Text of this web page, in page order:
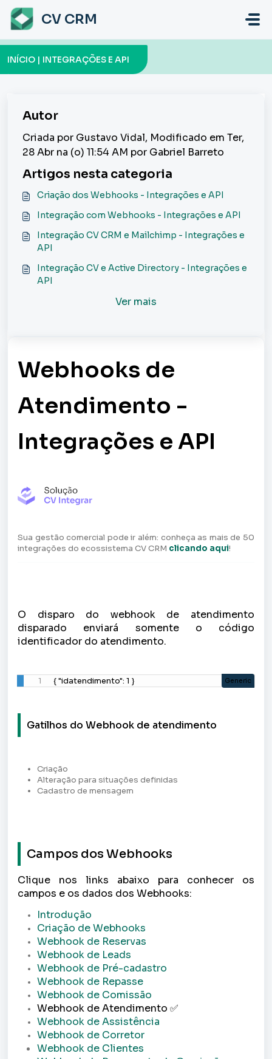
Ir para o conteúdo principal
CV CRM
INÍCIO | INTEGRAÇÕES E API
Autor
Criada por Gustavo Vidal, Modificado em Ter,
28 Abr na (o) 11:54 AM por Gabriel Barreto
Artigos nesta categoria
Criação dos Webhooks - Integrações e API
Integração com Webhooks - Integrações e API
Integração CV CRM e Mailchimp - Integrações e
API
Integração CV e Active Directory - Integrações e
API
Ver mais
Webhooks de
Atendimento -
Integrações e API
Sua gestão comercial pode ir além: conheça as mais de 50
integrações do ecossistema CV CRM clicando aqui!
O disparo do webhook de atendimento
disparado enviará somente o código
identificador do atendimento.
{ "idatendimento": 1 } Generic
Gatilhos do Webhook de atendimento
Criação
Alteração para situações definidas
Cadastro de mensagem
Campos dos Webhooks
Clique nos links abaixo para conhecer os
campos e os dados dos Webhooks:
Introdução
Criação de Webhooks
Webhook de Reservas
Webhook de Leads
Webhook de Pré-cadastro
Webhook de Repasse
Webhook de Comissão
Webhook de Atendimento ✅
Webhook de Assistência
Webhook de Corretor
Webhook de Clientes